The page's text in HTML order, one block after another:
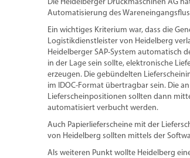
Die Heidelberger Druckmaschinen AG
Automatisierung des
Ein wichtiges Kriterium war, dass die
Logistikdienstleister von Heidelberg
Heidelberger SAP-System automatisch
in der Lage sein sollte, elektronische
erzeugen. Die gebündelten
im IDOC-Format übertragbar sein. Die
Lieferscheinpositionen sollten dann
automatisiert verbucht werden.
Auch Papierlieferscheine mit der
von Heidelberg sollten mittels der
Als weiteren Punkt wollte Heidelberg